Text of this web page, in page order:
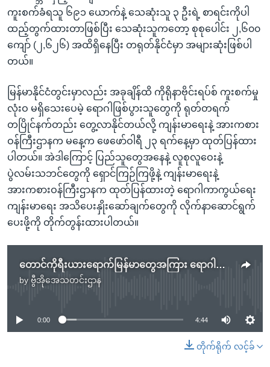
ကူးစက်ခံရသူ ၆၉၁ ယောက်နဲ့ သေဆုံးသူ ၃ ဦးရဲ့ စာရင်းကိုပါ
ထည့်တွက်ထားတာဖြစ်ပြီး သေဆုံးသူကတော့ စုစုပေါင်း ၂,၆၀၀
ကျော် (၂,၆၂၆) အထိရှိနေပြီး တရုတ်နိုင်ငံမှာ အများဆုံးဖြစ်ပါ
တယ်။
မြန်မာနိုင်ငံတွင်းမှာလည်း အခုချိန်ထိ ကိုရိုနာဗိုင်းရပ်စ် ကူးစက်မှု
လုံးဝ မရှိသေးပေမဲ့ ရောဂါဖြစ်ပွားသူတွေကို ရုတ်တရက်
တပြိုင်နက်တည်း တွေ့လာနိုင်တယ်လို့ ကျန်းမာရေးနဲ့ အားကစား
ဝန်ကြီးဌာနက မနေ့က ဖေဖော်ဝါရီ ၂၃ ရက်နေ့မှာ ထုတ်ပြန်ထား
ပါတယ်။ အဲဒါကြောင့် ပြည်သူတွေအနေနဲ့ လူစုလူဝေးနဲ့
ပွဲလမ်းသဘင်တွေကို ရှောင်ကြဉ်ကြဖို့နဲ့ ကျန်းမာရေးနဲ့
အားကစားဝန်ကြီးဌာနက ထုတ်ပြန်ထားတဲ့ ရောဂါကာကွယ်ရေး
ကျန်းမာရေး အသိပေးနှိုးဆော်ချက်တွေကို လိုက်နာဆောင်ရွက်
ပေးဖို့ကို တိုက်တွန်းထားပါတယ်။
တောင်ကိုရီးယားရောက်မြန်မာတွေအကြား ရောဂါစောင့်ကြည့်နေ
by ဗွီအိုအေသတင်းဌာန
No media source currently available
0:00 4:44
တိုက်ရိုက် လင့်ခ်